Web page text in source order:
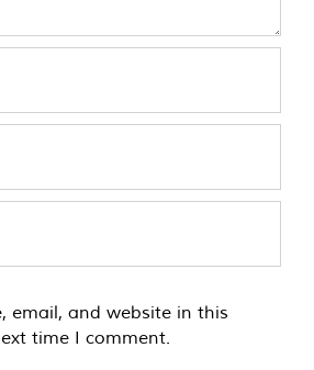
email, and website in this
time I comment.